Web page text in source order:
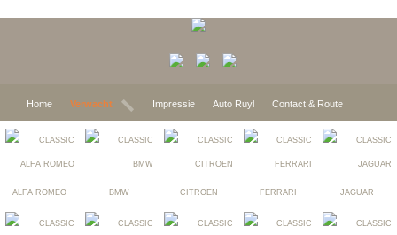
Home Verwacht Impressie Auto Ruyl Contact & Route
ALFA ROMEO BMW CITROEN FERRARI JAGUAR